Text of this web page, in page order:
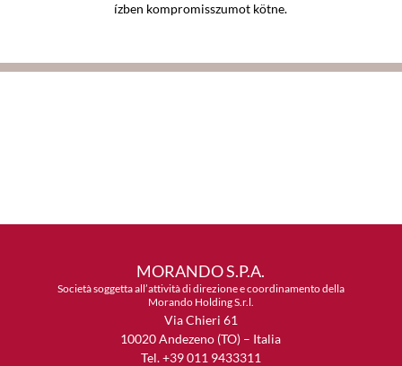
ízben kompromisszumot kötne.
MORANDO S.P.A.
Società soggetta all’attività di direzione e coordinamento della
Morando Holding S.r.l.
Via Chieri 61
10020 Andezeno (TO) – Italia
Tel. +39 011 9433311